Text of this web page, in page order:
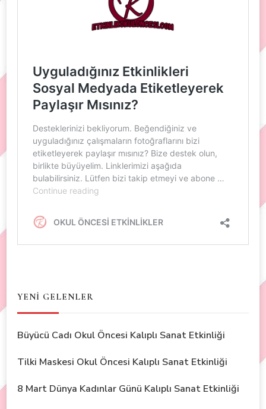
YENİ GELENLER
Büyücü Cadı Okul Öncesi Kalıplı Sanat Etkinliği
Tilki Maskesi Okul Öncesi Kalıplı Sanat Etkinliği
8 Mart Dünya Kadınlar Günü Kalıplı Sanat Etkinliği